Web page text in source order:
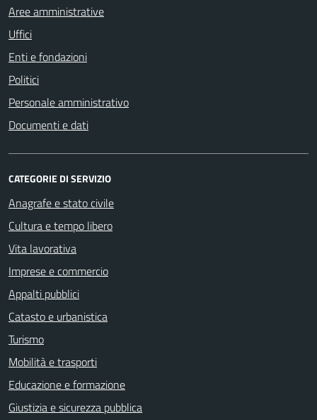
Aree amministrative
Uffici
Enti e fondazioni
Politici
Personale amministrativo
Documenti e dati
CATEGORIE DI SERVIZIO
Anagrafe e stato civile
Cultura e tempo libero
Vita lavorativa
Imprese e commercio
Appalti pubblici
Catasto e urbanistica
Turismo
Mobilità e trasporti
Educazione e formazione
Giustizia e sicurezza pubblica